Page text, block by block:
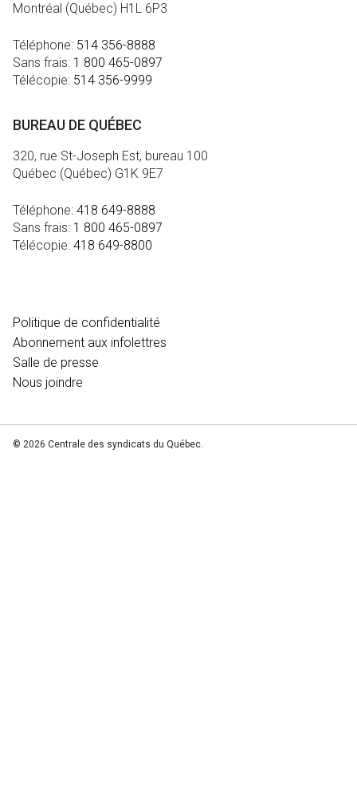
Montréal (Québec) H1L 6P3
Téléphone: 514 356-8888
Sans frais: 1 800 465-0897
Télécopie: 514 356-9999
BUREAU DE QUÉBEC
320, rue St-Joseph Est, bureau 100
Québec (Québec) G1K 9E7
Téléphone: 418 649-8888
Sans frais: 1 800 465-0897
Télécopie: 418 649-8800
Politique de confidentialité
Abonnement aux infolettres
Salle de presse
Nous joindre
© 2026 Centrale des syndicats du Québec.